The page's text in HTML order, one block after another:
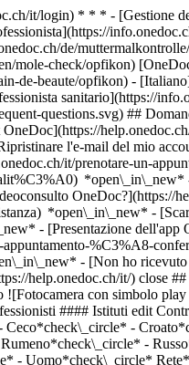
it/login) * * * - [Gestione
de/
check/opfikon)
de-beaute/opfikon) -
sanitario](https://
questions.svg) ##
l'e-mail del mio
it/prenotare-un-
OneDoc?](https://
*open\_in\_new* -
- [Presentazione dell'app
[Acne](https://www.onedoc.ch/it/acne/opfikon), [Controllo della pelle](https://www.onedoc.ch/it/controllo-della-pelle/opfikon), [Tumore della pelle | Cancro della pelle](https://www.onedoc.ch/it/tumore-della-pelle-cancro-della-pelle/opfikon)Vedi di più [![Dr.ssa med. Marina Haitas-Haase, dermatologa a Opfikon](https://assets.onedoc.ch/images/users/601ea2cb3e5849c9af17c31a854a774b7508c7f0451b6f6dbf04b59105add76c-small.jpg "Dr.ssa med. Marina Haitas-Haase, dermatologa a Opfikon")](https://www.onedoc.ch/it/dermatologa/opfikon/pbk3d/dr-med-marina-haitas-haase) ### [Dr.ssa med. Marina Haitas-Haase](https://www.onedoc.ch/it/dermatologa/opfikon/pbk3d/dr-med-marina-haitas-haase) ![Badge che indica un profilo verificato](https://www.onedoc.ch/assets/images/icons/checkmark.svg) [Dermatologa](https://www.onedoc.ch/it/dermatologo/opfikon) [Hautspezialisten am Glattpark](https://www.onedoc.ch/it/studio-medico-associato/opfikon/ew47/hautspezialisten-am-glattpark) Thurgauerstrasse 105 8152 Opfikon ![Icona paziente con segno più che indica che il professionista accetta nuovi pazienti](https://www.onedoc.ch/assets/images/icons/new-patients.svg)Accetta nuovi pazienti [Prenota un appuntamento](https://www.onedoc.ch/it/dermatologa/opfikon/pbk3d/dr-med-marina-haitas-haase) Competenze: Controllo dei nei, [Iniezione di tossina botulinica](https://www.onedoc.ch/it/iniezione-di-tossina-botulinica/opfikon), [Controllo della pelle](https://www.onedoc.ch/it/controllo-della-pelle/